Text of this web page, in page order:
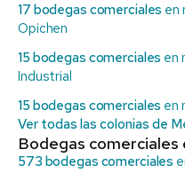
17 bodegas comerciales en
Opichen
15 bodegas comerciales en
Industrial
15 bodegas comerciales en
Ver todas las colonias de
Bodegas comerciales
573 bodegas comerciales